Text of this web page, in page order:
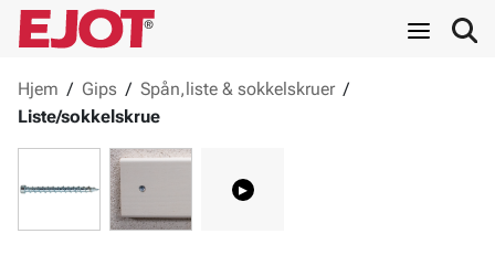
Hjem / Gips / Spån,liste & sokkelskruer /
Liste/sokkelskrue
▸